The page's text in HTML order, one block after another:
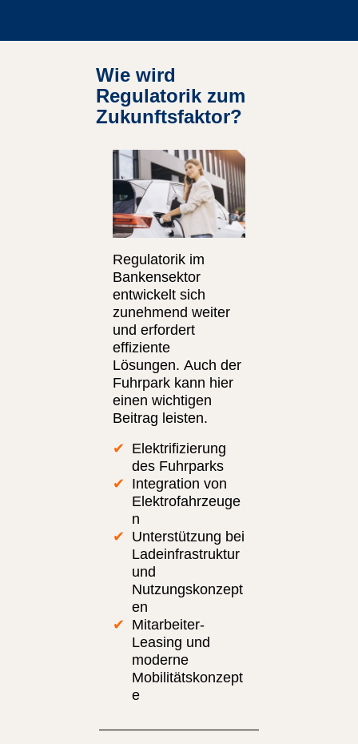
Wie wird
Regulatorik zum
Zukunftsfaktor?
Regulatorik im
Bankensektor
entwickelt sich
zunehmend weiter
und erfordert
effiziente
Lösungen. Auch der
Fuhrpark kann hier
einen wichtigen
Beitrag leisten.
Elektrifizierung
des Fuhrparks
Integration von
Elektrofahrzeuge
n
Unterstützung bei
Ladeinfrastruktur
und
Nutzungskonzept
en
Mitarbeiter-
Leasing und
moderne
Mobilitätskonzept
e